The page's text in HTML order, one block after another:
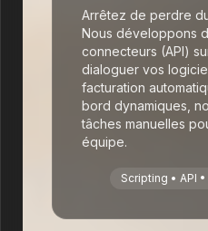
Arrêtez de perdre
Nous développons
connecteurs (API)
dialoguer vos
facturation
bord dynamiques,
tâches manuelles
équipe.
Scripting • API